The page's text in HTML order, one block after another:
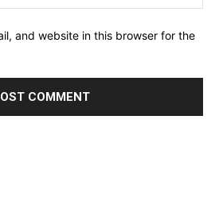
and website in this browser for the